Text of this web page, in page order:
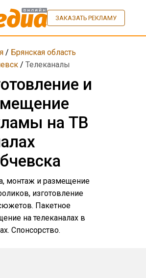
ЗАКАЗАТЬ РЕКЛАМУ
/ Брянская область
/Телеканалы
и
на ТВ
монтаж и размещение
изготовление
Пакетное
на телеканалах в
Спонсорство.